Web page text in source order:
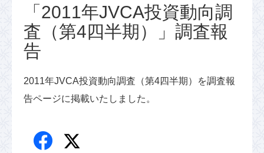
「2011年JVCA投資動向調
査（第4四半期）」調査報
告
2011年JVCA投資動向調査（第4四半期）を調査報
告ページに掲載いたしました。